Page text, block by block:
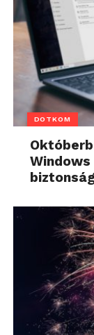
DOTKOM